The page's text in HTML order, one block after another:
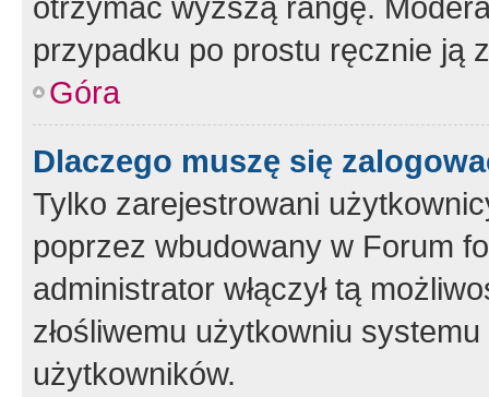
przypadku po prostu ręcznie ją
Góra
Dlaczego muszę się
Tylko zarejestrowani
poprzez wbudowany w Forum
administrator włączył tą
złośliwemu użytkowniu
użytkowników.